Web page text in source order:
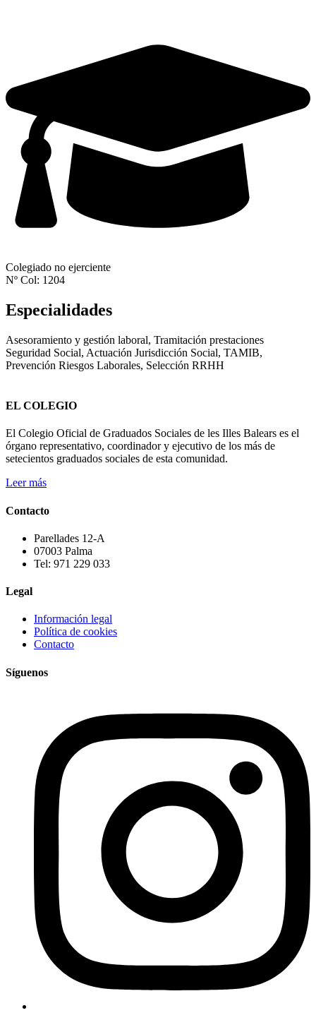
Colegiado no ejerciente
Nº Col: 1204
Especialidades
Asesoramiento y gestión laboral, Tramitación prestaciones
Seguridad Social, Actuación Jurisdicción Social, TAMIB,
Prevención Riesgos Laborales, Selección RRHH
EL COLEGIO
El Colegio Oficial de Graduados Sociales de les Illes Balears es el
órgano representativo, coordinador y ejecutivo de los más de
setecientos graduados sociales de esta comunidad.
Leer más
Contacto
Parellades 12-A
07003 Palma
Tel: 971 229 033
Legal
Información legal
Política de cookies
Contacto
Síguenos